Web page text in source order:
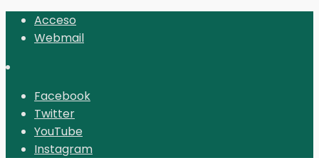
Acceso
Webmail
Facebook
Twitter
YouTube
Instagram